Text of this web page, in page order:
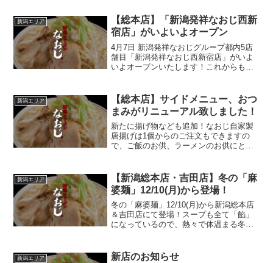
新潟エリア
【総本店】「新潟発祥なおじ西新
宿店」がいよいよオープン
4月7日 新潟発祥なおじグループ都内5店
舗目「新潟発祥なおじ西新宿店」がいよ
いよオープンいたします！これからも、
新潟エリア
【総本店】サイドメニュー、おつ
まみがリニューアル致しました！
新たに揚げ物なども追加！なおじ自家製
唐揚げは1個からのご注文もできますの
で、ご飯のお供、ラーメンのお供にと
新潟エリア
【新潟総本店・吉田店】冬の「麻
婆麺」12/10(月)から登場！
冬の「麻婆麺」12/10(月)から新潟総本店
＆吉田店にて登場！スープも全て「餡」
になっているので、熱々で体温まる冬の
寒い冬に熱々の麻婆を。
新潟エリア 新店のお知らせ